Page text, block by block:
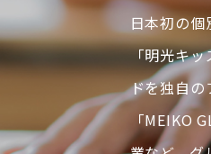
日本初の
「明光キッ
ドを独自の
「MEIKO